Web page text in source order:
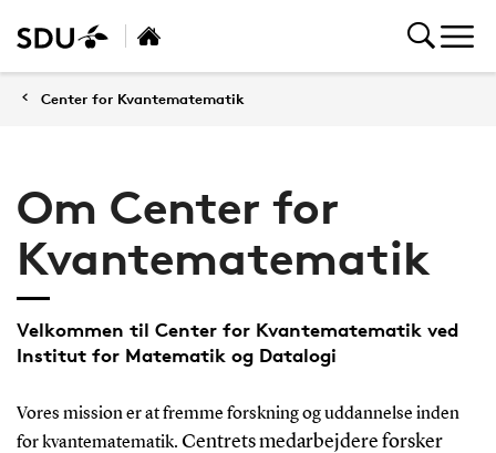
Center for Kvantematematik
Om Center for
Kvantematematik
Velkommen til Center for Kvantematematik ved
Institut for Matematik og Datalogi
Vores mission er at fremme forskning og uddannelse inden
for kvantematematik. Centrets medarbejdere forsker